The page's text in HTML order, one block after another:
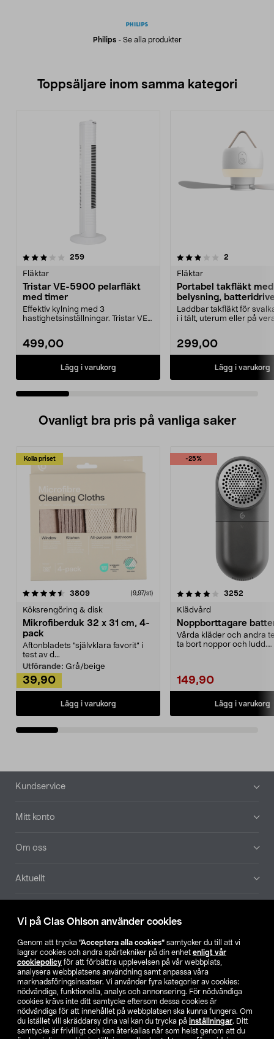
Vi på Clas Ohlson använder cookies
Genom att trycka ”Acceptera alla cookies” samtycker du till att vi
lagrar cookies och andra spårtekniker på din enhet enligt vår
cookiepolicy för att förbättra upplevelsen på vår webbplats,
analysera webbplatsens användning samt anpassa våra
marknadsföringsinsatser. Vi använder fyra kategorier av cookies:
nödvändiga, funktionella, analys och annonsering. För nödvändiga
cookies krävs inte ditt samtycke eftersom dessa cookies är
nödvändiga för att innehållet på webbplatsen ska kunna fungera. Om
du istället vill skräddarsy dina val kan du trycka på inställningar. Ditt
samtycke är frivilligt och kan återkallas när som helst genom att du
Philips- Se alla produkter
Toppsäljare inom samma kategori
259recensioner
Fläktar
Tristar VE-5900 pelarfläkt
med timer
Effektiv kylning med 3
hastighetsinställningar. Tristar VE-
499,00
Lägg i varukorg
3.0 av 5 stjärnor 2
Fläktar
Portabel takfläkt med
belysning,
Laddbar takfläkt för
i i tält, uterum eller på
299,00
Lägg i varukorg
4.0 av 5 stjärnor
Ovanligt bra pris på vanliga saker
Kolla priset
3809recensioner (9,97/st)
Köksrengöring & disk
Mikrofiberduk 32 x 31 cm, 4-
pack
Aftonbladets "självklara favorit” i
test av d...
Utförande: Grå/beige
39,90
Lägg i varukorg
-25%
4.0av 5 stjärnor 3252
Klädvård
Noppborttagare
Vårda kläder och andra
ta bort noppor och ludd.
149,90
Lägg i varukorg
4.5av 5 stjärnor
Sidfot
Kundservice
Mitt konto
Om oss
Aktuellt
Hitta butik
SE NO FI